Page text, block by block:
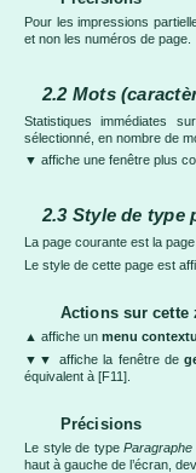
Pour les impressions
et non les numéros de page.
2.2 Mots
Statistiques immédiates
sélectionné, en nombre de
▼ affiche une fenêtre plus
2.3Style de type
La page courante est la
Le style de cette page est
Actions sur cette
▲ affiche un menu
▼▼ affiche la fenêtre de
équivalent à [F11].
Précisions
Le style de type
haut à gauche de l’écran,